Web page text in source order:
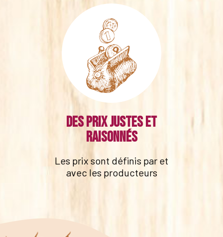
Des prix justes et
raisonnés
Les prix sont définis par et
avec les producteurs